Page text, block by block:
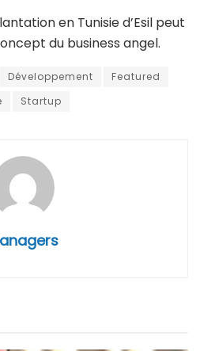
en Tunisie d’Esil peut
du business angel.
Développement
Featured
Startup